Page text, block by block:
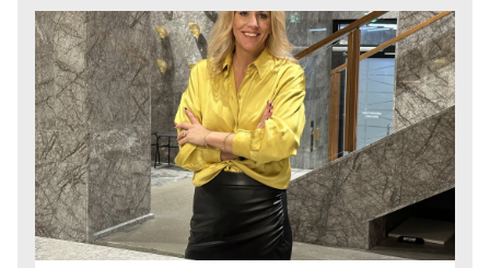
som redan förändrat mer än många vågat förutspå.